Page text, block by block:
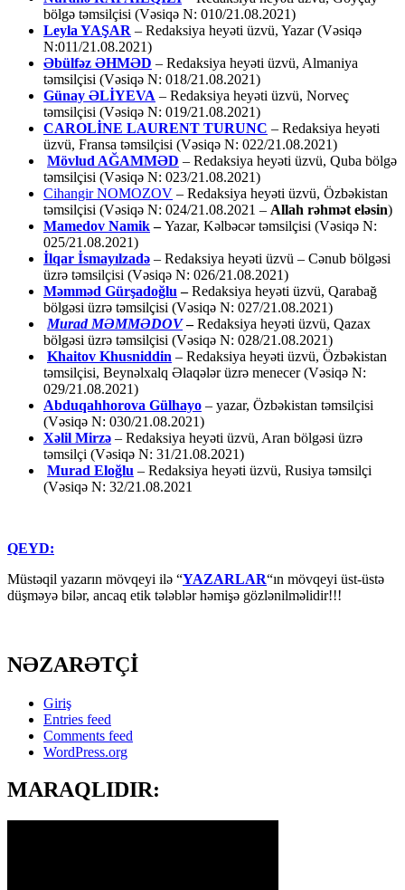
bölgə təmsilçisi (Vəsiqə N: 010/21.08.2021)
Leyla YAŞAR – Redaksiya heyəti üzvü, Yazar (Vəsiqə
N:011/21.08.2021)
Əbülfəz ƏHMƏD – Redaksiya heyəti üzvü, Almaniya
təmsilçisi (Vəsiqə N: 018/21.08.2021)
Günay ƏLİYEVA – Redaksiya heyəti üzvü, Norveç
təmsilçisi (Vəsiqə N: 019/21.08.2021)
CAROLİNE LAURENT TURUNC – Redaksiya heyəti
üzvü, Fransa təmsilçisi (Vəsiqə N: 022/21.08.2021)
Mövlud AĞAMMƏD – Redaksiya heyəti üzvü, Quba bölgə
təmsilçisi (Vəsiqə N: 023/21.08.2021)
Cihangir NOMOZOV – Redaksiya heyəti üzvü, Özbəkistan
təmsilçisi (Vəsiqə N: 024/21.08.2021 – Allah rəhmət eləsin)
Mamedov Namik–Yazar, Kəlbəcər təmsilçisi (Vəsiqə N:
025/21.08.2021)
İlqar İsmayılzadə – Redaksiya heyəti üzvü – Cənub bölgəsi
üzrə təmsilçisi (Vəsiqə N: 026/21.08.2021)
Məmməd Gürşadoğlu –Redaksiya heyəti üzvü, Qarabağ
bölgəsi üzrə təmsilçisi (Vəsiqə N: 027/21.08.2021)
Murad MƏMMƏDOV –Redaksiya heyəti üzvü, Qazax
bölgəsi üzrə təmsilçisi (Vəsiqə N: 028/21.08.2021)
Khaitov Khusniddin – Redaksiya heyəti üzvü, Özbəkistan
təmsilçisi, Beynəlxalq Əlaqələr üzrə menecer (Vəsiqə N:
029/21.08.2021)
Abduqahhorova Gülhayo – yazar, Özbəkistan təmsilçisi
(Vəsiqə N: 030/21.08.2021)
Xəlil Mirzə – Redaksiya heyəti üzvü, Aran bölgəsi üzrə
təmsilçi (Vəsiqə N: 31/21.08.2021)
Murad Eloğlu – Redaksiya heyəti üzvü, Rusiya təmsilçi
(Vəsiqə N: 32/21.08.2021
QEYD:
Müstəqil yazarın mövqeyi ilə “YAZARLAR“ın mövqeyi üst-üstə
düşməyə bilər, ancaq etik tələblər həmişə gözlənilməlidir!!!
NƏZARƏTÇİ
Giriş
Entries feed
Comments feed
WordPress.org
MARAQLIDIR: